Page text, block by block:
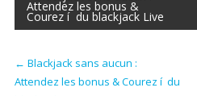
navigation
Attendez les bonus &
Courez í du blackjack Live
← Blackjack sans aucun :
Attendez les bonus & Courez í du